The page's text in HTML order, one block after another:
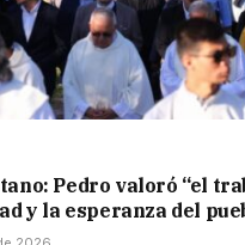
Pedro valoró “el
y la esperanza del